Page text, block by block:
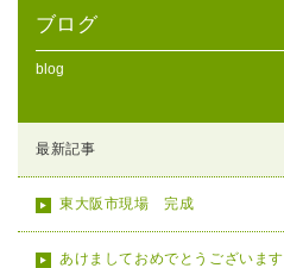
ブログ
blog
最新記事
東大阪市現場 完成
あけましておめでとうございます